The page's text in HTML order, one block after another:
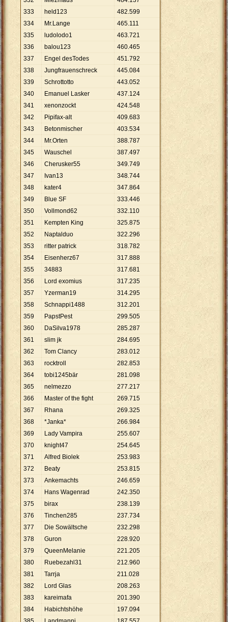
333
held123 482.599
334
Mr.Lange 465.111
335
ludolodo1 463.721
336
balou123 460.465
337
Engel desTodes 451.792
338
Jungfrauenschreck 445.084
339
Schrottotto 443.052
340
Emanuel Lasker 437.124
341
xenonzockt 424.548
342
Pipifax-alt 409.683
343
Betonmischer 403.534
344
Mr.Orten 388.787
345
Wauschel 387.497
346
Cherusker55 349.749
347
Ivan13 348.744
348
kater4 347.864
349
Blue SF 333.446
350
Vollmond62 332.110
351
Kempten King 325.875
352
Naptalduo 322.296
353
ritter patrick 318.782
354
Eisenherz67 317.888
355
34883 317.681
356
Lord exomius 317.235
357
Yzerman19 314.295
358
Schnappi1488 312.201
359
PapstPest 299.505
360
DaSilva1978 285.287
361
slim jk 284.695
362
Tom Clancy 283.012
363
rocktroll 282.853
364
tobi1245bär 281.098
365
nelmezzo 277.217
366
Master of the fight 269.715
367
Rhana 269.325
368
*Janka* 266.984
369
Lady Vampira 255.607
370
knight47 254.645
371
Alfred Biolek 253.983
372
Beaty 253.815
373
Ankemachts 246.659
374
Hans Wagenrad 242.350
375
birax 238.139
376
Tinchen285 237.734
377
Die Sowältsche 232.298
378
Guron 228.920
379
QueenMelanie 221.205
380
Ruebezahl31 212.960
381
Tarrja 211.028
382
Lord Glas 208.263
383
kareimafa 201.390
384
Habichtshöhe 197.094